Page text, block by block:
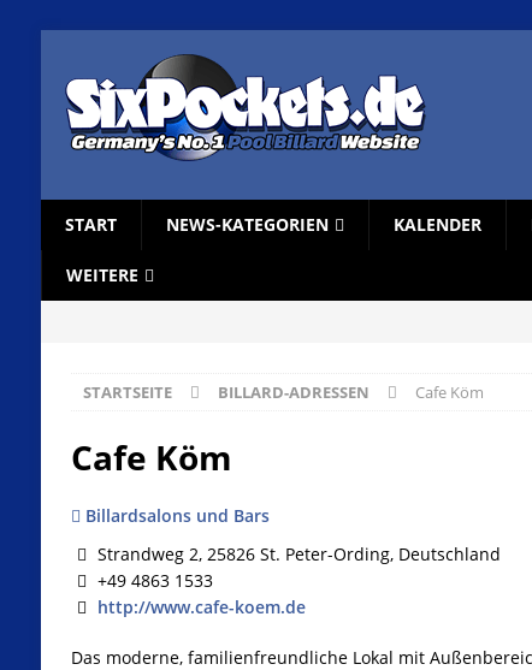
START NEWS-KATEGORIEN KALENDER
WEITERE
STARTSEITE BILLARD-ADRESSEN Cafe Köm
Cafe Köm
Billardsalons und Bars
Strandweg 2, 25826 St. Peter-Ording, Deutschland
+49 4863 1533
http://www.cafe-koem.de
Das moderne, familienfreundliche Lokal mit